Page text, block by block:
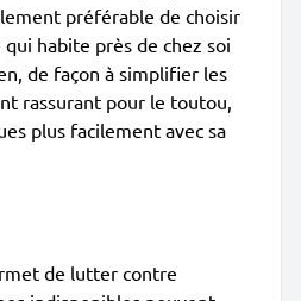
préférable de choisir
habite près de chez soi
de façon à simplifier les
rassurant pour le toutou,
plus facilement avec sa
de lutter contre